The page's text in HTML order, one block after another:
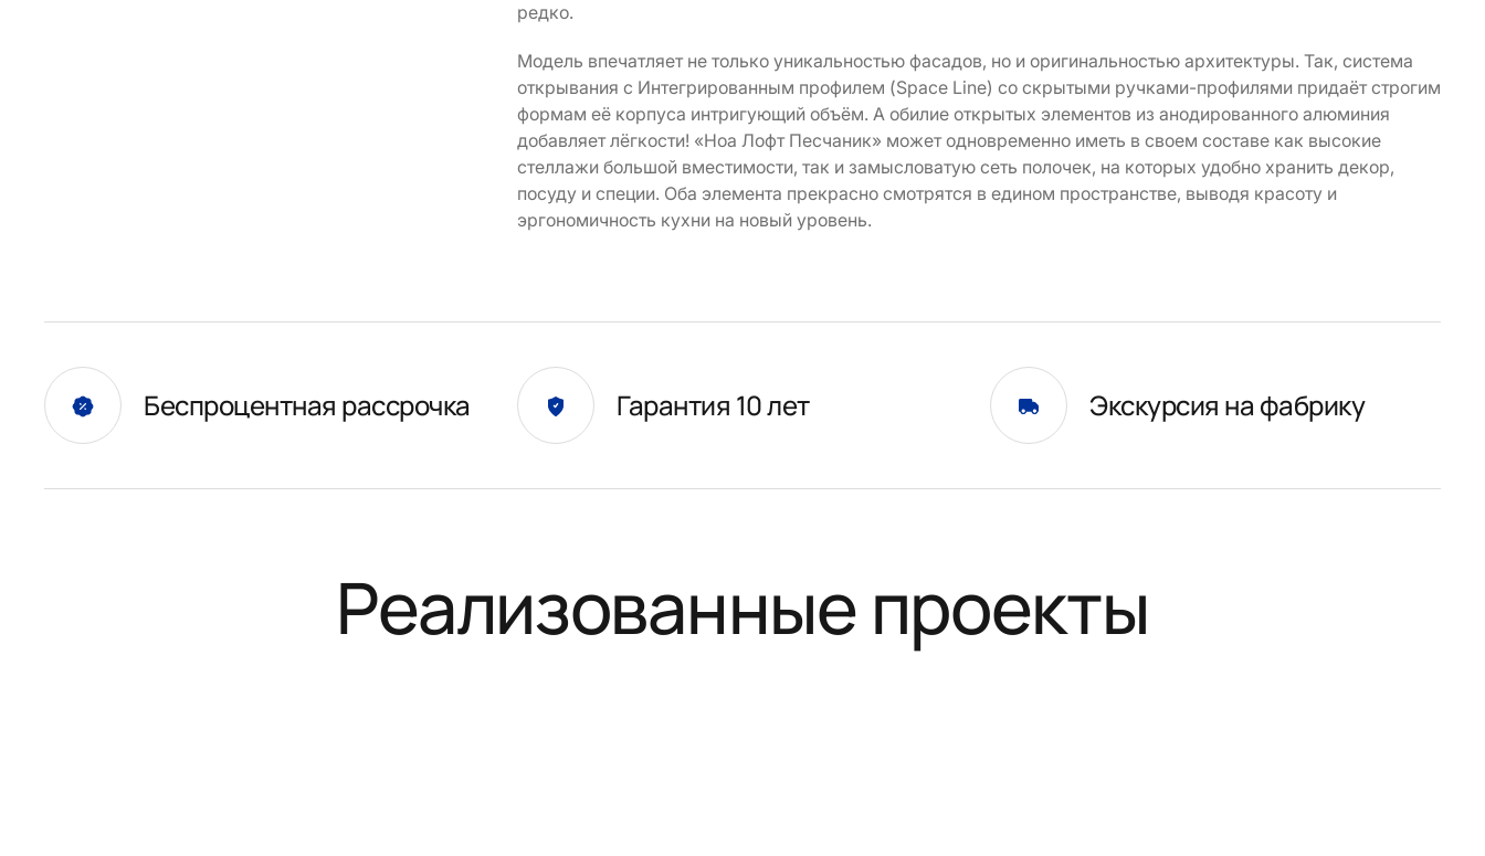
редко.
Модель впечатляет не только уникальностью фасадов, но и оригинальностью архитектуры. Так, система
открывания с Интегрированным профилем (Space Line) со скрытыми ручками-профилями придаёт строгим
формам её корпуса интригующий объём. А обилие открытых элементов из анодированного алюминия
добавляет лёгкости! «Ноа Лофт Песчаник» может одновременно иметь в своем составе как высокие
стеллажи большой вместимости, так и замысловатую сеть полочек, на которых удобно хранить декор,
посуду и специи. Оба элемента прекрасно смотрятся в едином пространстве, выводя красоту и
эргономичность кухни на новый уровень.
Беспроцентная рассрочка Гарантия 10 лет Экскурсия на фабрику
Реализованные проекты